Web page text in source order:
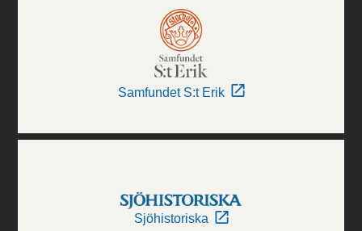
Samfundet S:t Erik
Sjöhistoriska